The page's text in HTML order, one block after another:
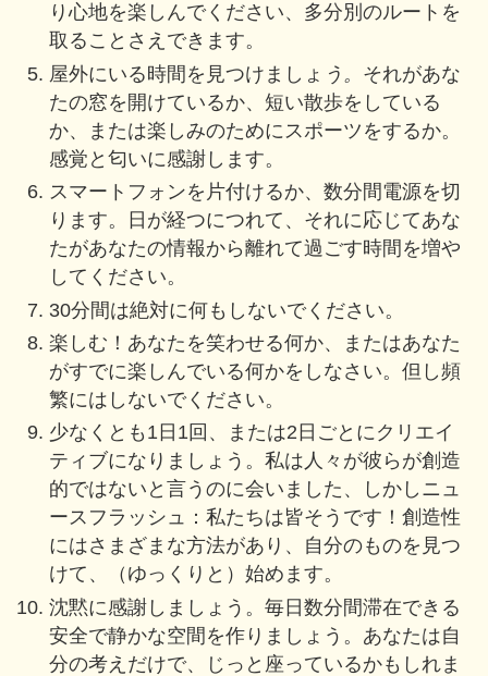
り心地を楽しんでください、多分別のルートを
取ることさえできます。
屋外にいる時間を見つけましょ う。 それがあな
たの窓を開けているか、短い散歩をしている
か、または楽しみのためにスポーツをするか。
感覚と匂いに感謝します。
スマートフォンを片付けるか、数分間電源を切
ります。日が経つにつれて、それに応じてあな
たがあなたの情報から離れて過ごす時間を増や
してください。
30分間は絶対に何もしないでください。
楽しむ！あなたを笑わせる何か、またはあなた
がすでに楽しんでいる何かをしなさい。但し頻
繁にはしないでください。
少なくとも1日1回、または2日ごとにクリエイ
ティブになりましょう。私は人々が彼らが創造
的ではないと言うのに会いました、しかしニュ
ースフラッシュ：私たちは皆そうです！創造性
にはさまざまな方法があり、自分のものを見つ
けて、（ゆっくりと）始めます。
沈黙に感謝しましょう。毎日数分間滞在できる
安全で静かな空間を作りましょう。あなたは自
分の考えだけで、じっと座っているかもしれま